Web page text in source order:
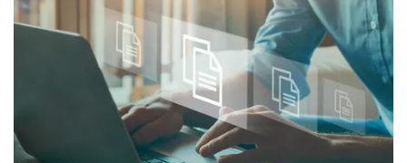
Norsk
Polski
Slovenčina
United States